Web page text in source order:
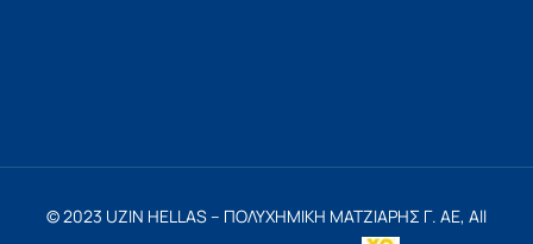
© 2023 UZIN HELLAS – ΠΟΛΥΧΗΜΙΚΗ ΜΑΤΖΙΑΡΗΣ Γ. ΑΕ, All